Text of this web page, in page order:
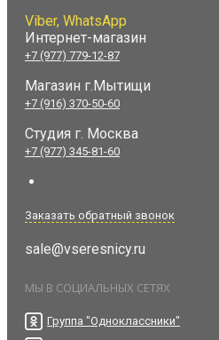
Viber, WhatsApp
Интернет-магазин
+7 (977) 779-12-87
Магазин г.Мытищи
+7 (916) 370-50-60
Студия г. Москва
+7 (977) 345-81-60
Заказать обратный звонок
sale@vseresnicy.ru
МЫ В СОЦИАЛЬНЫХ СЕТЯХ
Группа "Одноклассники"